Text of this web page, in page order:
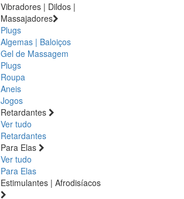
Vibradores | Dildos |
Massajadores
Plugs
Algemas | Baloiços
Gel de Massagem
Plugs
Roupa
Aneis
Jogos
Retardantes
Ver tudo
Retardantes
Para Elas
Ver tudo
Para Elas
Estimulantes | Afrodisíacos